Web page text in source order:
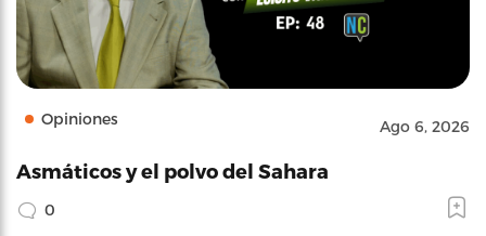
Opiniones Ago 6, 2026
Asmáticos y el polvo del Sahara
0